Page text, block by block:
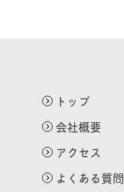
トップ
会社概要
アクセス
よくある質問